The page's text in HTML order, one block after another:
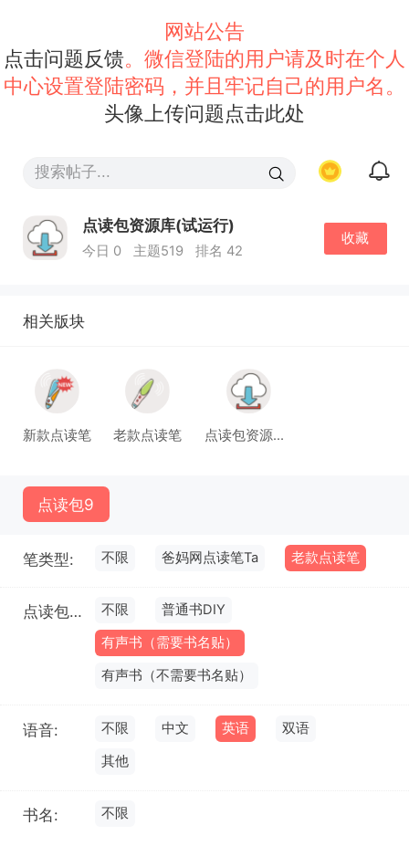
网站公告
点击问题反馈。微信登陆的用户请及时在个人
中心设置登陆密码，并且牢记自己的用户名。
头像上传问题点击此处
点读包资源库(试运行)
今日 0 主题519 排名 42
收藏
相关版块
新款点读笔 老款点读笔 点读包资源库(试运行)
点读包9
笔类型: 不限 爸妈网点读笔Ta 老款点读笔
点读包类型: 不限
普通书DIY
有声书（需要书名贴）
有声书（不需要书名贴）
语音: 不限 中文 英语
双语
其他
书名: 不限